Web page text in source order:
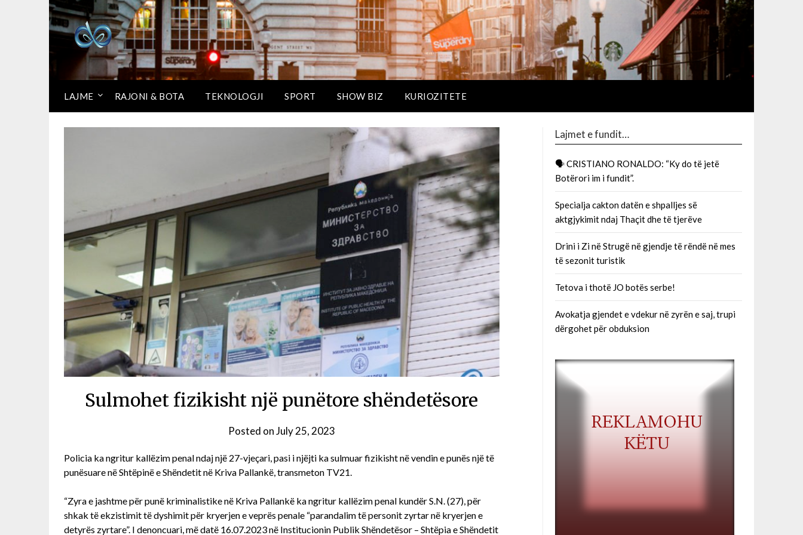
LAJME RAJONI & BOTA TEKNOLOGJI SPORT SHOW BIZ KURIOZITETE
Sulmohet fizikisht një punëtore shëndetësore
Posted onJuly 25, 2023
Policia ka ngritur kallëzim penal ndaj një 27-vjeçari, pasi i njëjti ka sulmuar fizikisht në vendin e punës një të
punësuare në Shtëpinë e Shëndetit në Kriva Pallankë, transmeton TV21.
“Zyra e jashtme për punë kriminalistike në Kriva Pallankë ka ngritur kallëzim penal kundër S.N. (27), për
shkak të ekzistimit të dyshimit për kryerjen e veprës penale “parandalim të personit zyrtar në kryerjen e
detyrës zyrtare”. I denoncuari, më datë 16.07.2023 në Institucionin Publik Shëndetësor – Shtëpia e Shëndetit
Lajmet e fundit…
🗣 CRISTIANO RONALDO: “Ky do të jetë
Botërori im i fundit”.
Specialja cakton datën e shpalljes së
aktgjykimit ndaj Thaçit dhe të tjerëve
Drini i Zi në Strugë në gjendje të rëndë në mes
të sezonit turistik
Tetova i thotë JO botës serbe!
Avokatja gjendet e vdekur në zyrën e saj, trupi
dërgohet për obduksion